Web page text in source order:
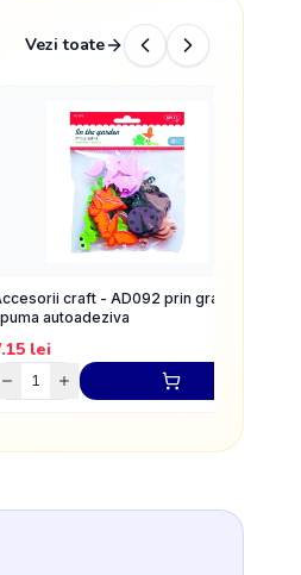
Vezi toate
craft - AD092 prin gradina
autoadeziva
lei